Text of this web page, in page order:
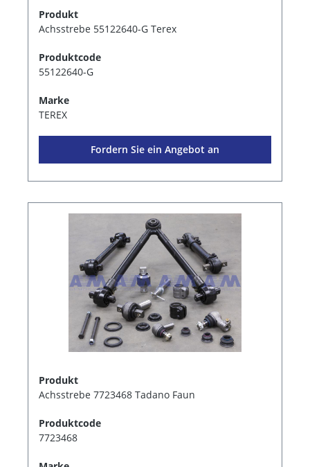
Produkt
Achsstrebe 55122640-G Terex
Produktcode
55122640-G
Marke
TEREX
Fordern Sie ein Angebot an
Produkt
Achsstrebe 7723468 Tadano Faun
Produktcode
7723468